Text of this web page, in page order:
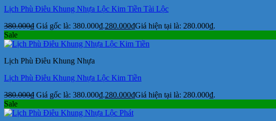
Lịch Phù Điêu Khung Nhựa Lộc Kim Tiền Tài Lộc
380.000₫ Giá gốc là: 380.000₫.280.000₫Giá hiện tại là: 280.000₫.
Sale
Lịch Phù Điêu Khung Nhựa
Lịch Phù Điêu Khung Nhựa Lộc Kim Tiền
380.000₫ Giá gốc là: 380.000₫.280.000₫Giá hiện tại là: 280.000₫.
Sale